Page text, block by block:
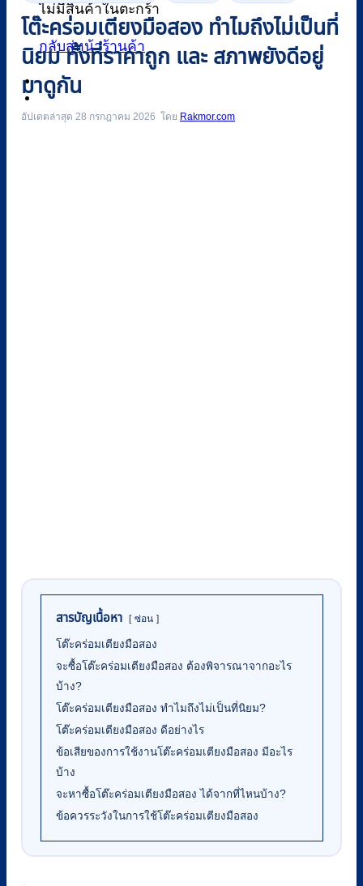
ไม่มีสินค้าในตะกร้า
กลับสู่หน้าร้านค้า
0
โต๊ะคร่อมเตียงมือสอง ทำไมถึงไม่เป็นที่
นิยม ทั้งที่ราคาถูก และ สภาพยังดีอยู่
มาดูกัน
อัปเดตล่าสุด 28 กรกฎาคม 2026 Rakmor.com
สารบัญเนื้อหา ซ่อน
โต๊ะคร่อมเตียงมือสอง
จะซื้อโต๊ะคร่อมเตียงมือสอง ต้องพิจารณาจากอะไร
บ้าง?
โต๊ะคร่อมเตียงมือสอง ทำไมถึงไม่เป็นที่นิยม?
โต๊ะคร่อมเตียงมือสอง ดีอย่างไร
ข้อเสียของการใช้งานโต๊ะคร่อมเตียงมือสอง มีอะไร
บ้าง
จะหาซื้อโต๊ะคร่อมเตียงมือสอง ได้จากที่ไหนบ้าง?
ข้อควรระวังในการใช้โต๊ะคร่อมเตียงมือสอง